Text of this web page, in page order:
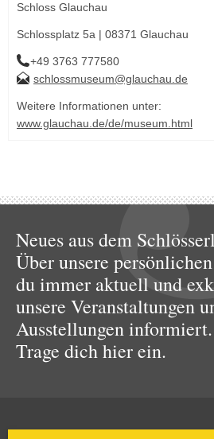
Schloss Glauchau
Schlossplatz 5a | 08371 Glauchau
+49 3763 777580
schlossmuseum@glauchau.de
Weitere Informationen unter:
www.glauchau.de/de/museum.html
Neues aus dem
Über unsere
du immer aktuell und
unsere Veranstaltungen
Ausstellungen informiert.
Trage dich hier ein.